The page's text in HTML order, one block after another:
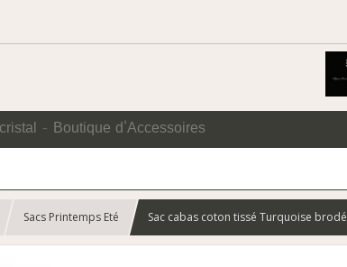
- Boutique d'Accessoires
Sacs Printemps Eté Sac cabas coton tissé Turquoise brodé